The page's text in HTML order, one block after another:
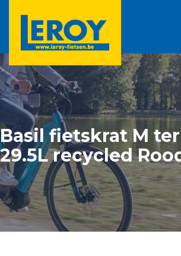
Basil fietskrat M
29.5L recycled